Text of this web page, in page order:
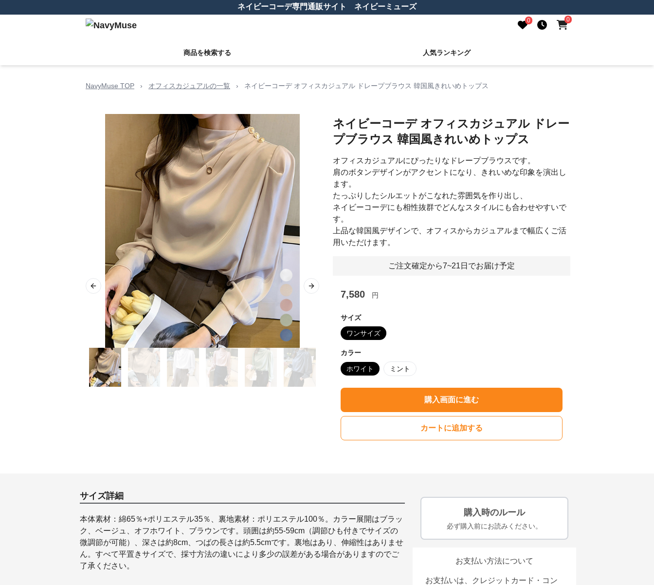
ネイビーコーデ専門通販サイト ネイビーミューズ
0 0
商品を検索する 人気ランキング
NavyMuse TOP › オフィスカジュアルの一覧 › ネイビーコーデ オフィスカジュアル ドレープブラウス 韓国風きれいめトップス
Previous slide Next slide
ネイビーコーデ オフィスカジュアル ドレー
プブラウス 韓国風きれいめトップス
オフィスカジュアルにぴったりなドレープブラウスです。
肩のボタンデザインがアクセントになり、きれいめな印象を演出し
ます。
たっぷりしたシルエットがこなれた雰囲気を作り出し、
ネイビーコーデにも相性抜群でどんなスタイルにも合わせやすいで
す。
上品な韓国風デザインで、オフィスからカジュアルまで幅広くご活
用いただけます。
ご注文確定から7~21日でお届け予定
7,580 円
サイズ
ワンサイズ
カラー
ホワイト ミント
購入画面に進む
カートに追加する
サイズ詳細
本体素材：綿65％+ポリエステル35％、裏地素材：ポリエステル100％。カラー展開はブラッ
ク、ベージュ、オフホワイト、ブラウンです。頭囲は約55-59cm（調節ひも付きでサイズの
微調節が可能）、深さは約8cm、つばの長さは約5.5cmです。裏地はあり、伸縮性はありませ
ん。すべて平置きサイズで、採寸方法の違いにより多少の誤差がある場合がありますのでご
了承ください。
購入時のルール
必ず購入前にお読みください。
お支払い方法について
お支払いは、クレジットカード・コン